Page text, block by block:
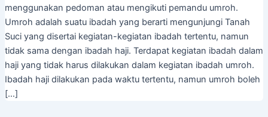
menggunakan pedoman atau mengikuti pemandu umroh.
Umroh adalah suatu ibadah yang berarti mengunjungi Tanah
Suci yang disertai kegiatan-kegiatan ibadah tertentu, namun
tidak sama dengan ibadah haji. Terdapat kegiatan ibadah dalam
haji yang tidak harus dilakukan dalam kegiatan ibadah umroh.
Ibadah haji dilakukan pada waktu tertentu, namun umroh boleh
[…]